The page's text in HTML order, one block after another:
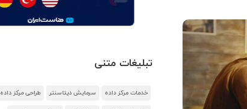
تبلیغات متنی
خدمات مرکز داده سرمایش دیتاسنتر طراحی مرکز داده